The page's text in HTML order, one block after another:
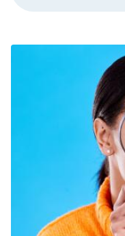
Grecja
Litwa